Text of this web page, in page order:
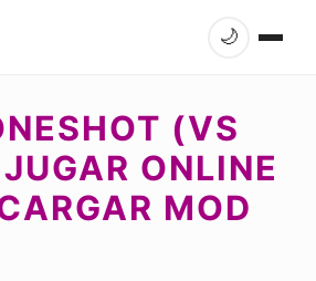
🌙
(VS
ONLINE
MOD